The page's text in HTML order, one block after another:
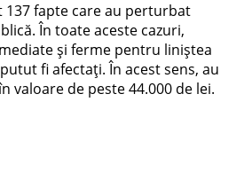
fapte care au perturbat
În toate aceste cazuri,
și ferme pentru liniștea
fi afectați. În acest sens, au
valoare de peste 44.000 de lei.